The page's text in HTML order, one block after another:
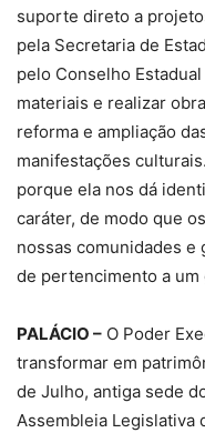
suporte direto a
pela Secretaria de
pelo Conselho
materiais e realizar
reforma e ampliação
manifestações
porque ela nos dá
caráter, de modo que
nossas comunidades e
de pertencimento a um
PALÁCIO – O Poder
transformar em
de Julho, antiga sede
Assembleia Legislativa